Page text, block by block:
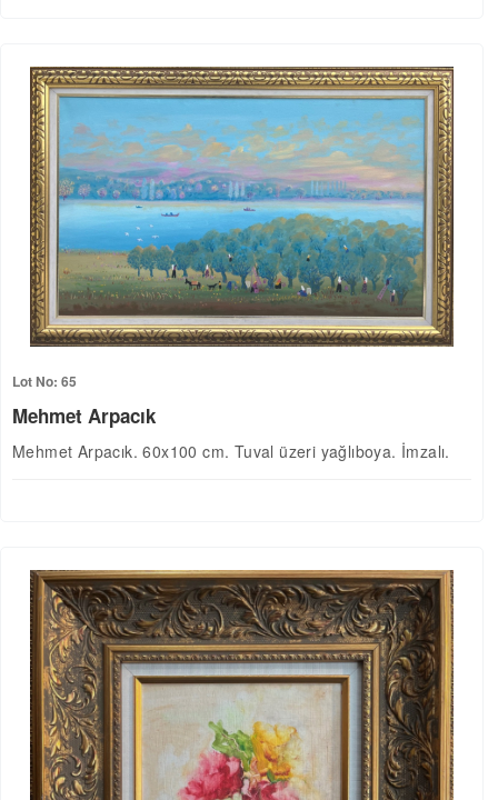
Lot No: 65
Mehmet Arpacık
Mehmet Arpacık. 60x100 cm. Tuval üzeri yağlıboya. İmzalı.